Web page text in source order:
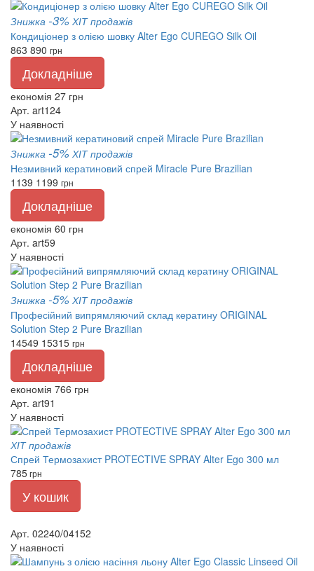
Знижка -3% ХІТ продажів
Кондиціонер з олією шовку Alter Ego CUREGO Silk Oil
863 890 грн
Докладніше
економія 27 грн
Арт. art124
У наявності
Знижка -5% ХІТ продажів
Незмивний кератиновий спрей Miracle Pure Brazilian
1139 1199 грн
Докладніше
економія 60 грн
Арт. art59
У наявності
Знижка -5% ХІТ продажів
Професійний випрямляючий склад кератину ORIGINAL
Solution Step 2 Pure Brazilian
14549 15315 грн
Докладніше
економія 766 грн
Арт. art91
У наявності
ХІТ продажів
Спрей Термозахист PROTECTIVE SPRAY Alter Ego 300 мл
785грн
У кошик
Арт. 02240/04152
У наявності